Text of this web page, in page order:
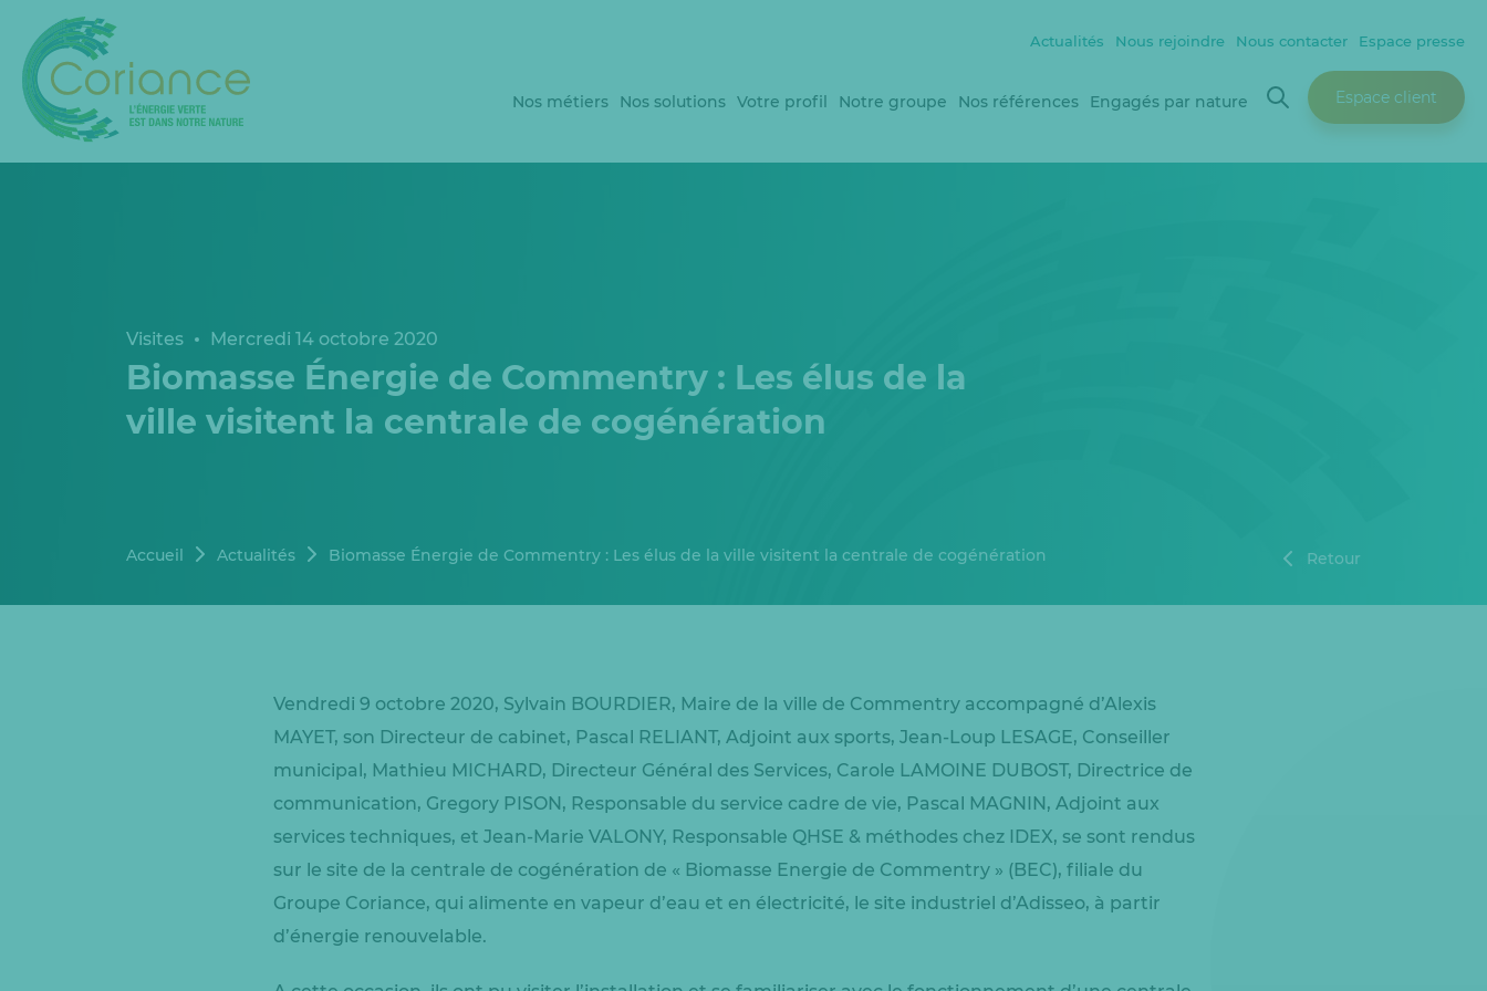
Actualités Nous rejoindre Nous contacter Espace presse
Nos métiers Nos solutions Votre profil Notre groupe Nos références Engagés par nature Espace client
Visites Mercredi 14 octobre 2020
Biomasse Énergie de Commentry : Les élus de la
ville visitent la centrale de cogénération
Accueil Actualités Biomasse Énergie de Commentry : Les élus de la ville visitent la centrale de cogénération Retour
Vendredi 9 octobre 2020, Sylvain BOURDIER, Maire de la ville de Commentry accompagné d’Alexis
MAYET, son Directeur de cabinet, Pascal RELIANT, Adjoint aux sports, Jean-Loup LESAGE, Conseiller
municipal, Mathieu MICHARD, Directeur Général des Services, Carole LAMOINE DUBOST, Directrice de
communication, Gregory PISON, Responsable du service cadre de vie, Pascal MAGNIN, Adjoint aux
services techniques, et Jean-Marie VALONY, Responsable QHSE & méthodes chez IDEX, se sont rendus
sur le site de la centrale de cogénération de « Biomasse Energie de Commentry » (BEC), filiale du
Groupe Coriance, qui alimente en vapeur d’eau et en électricité, le site industriel d’Adisseo, à partir
d’énergie renouvelable.